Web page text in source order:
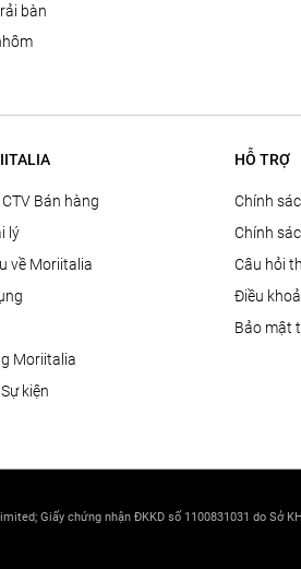
bàn
Bán hàng
lý
về Moriitalia
Moriitalia
kiện
HỖ TRỢ
Chính
Chính
Câu hỏi
Điều
Bảo mật
Giấy chứng nhận ĐKKD số 1100831031 do Sở